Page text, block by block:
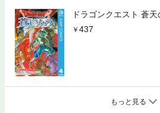
ドラゴンクエスト 蒼
437
もっと見る